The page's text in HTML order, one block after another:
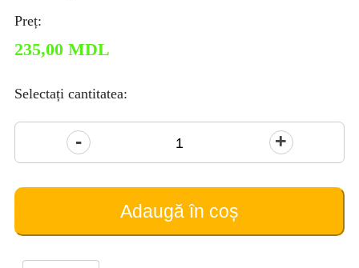
Preț:
235,00 MDL
Selectați cantitatea:
Cantitate
Fund
cu
polen
Adaugă în coș